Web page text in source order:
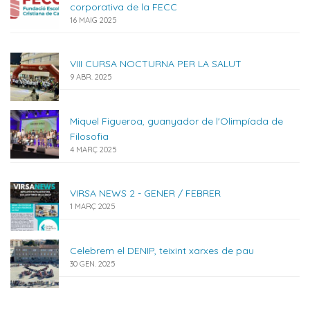
corporativa de la FECC
16 MAIG 2025
VIII CURSA NOCTURNA PER LA SALUT
9 ABR. 2025
Miquel Figueroa, guanyador de l'Olimpíada de
Filosofia
4 MARÇ 2025
VIRSA NEWS 2 - GENER / FEBRER
1 MARÇ 2025
Celebrem el DENIP, teixint xarxes de pau
30 GEN. 2025